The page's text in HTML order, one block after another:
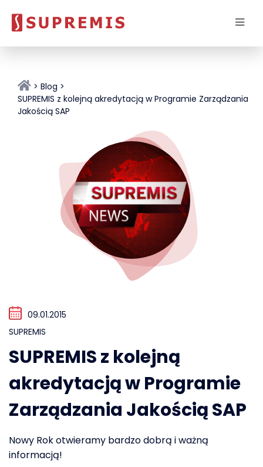
Blog
SUPREMIS z kolejną akredytacją w Programie Zarządzania
Jakością SAP
09.01.2015
SUPREMIS
SUPREMIS z kolejną
akredytacją w Programie
Zarządzania Jakością SAP
Nowy Rok otwieramy bardzo dobrą i ważną
informacją!